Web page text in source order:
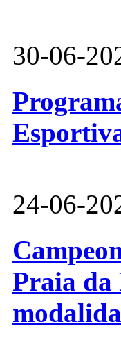
30-06-
24-06-
Praia da